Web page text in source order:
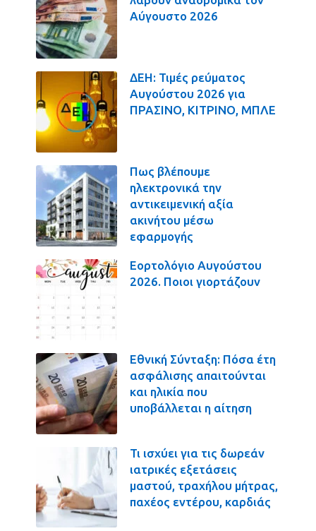
Αύγουστο 2026
ΔΕΗ: Τιμές ρεύματος
Αυγούστου 2026 για
ΠΡΑΣΙΝΟ, ΚΙΤΡΙΝΟ, ΜΠΛΕ
Πως βλέπουμε
ηλεκτρονικά την
αντικειμενική αξία
ακινήτου μέσω
εφαρμογής
Εορτολόγιο Αυγούστου
2026. Ποιοι γιορτάζουν
Εθνική Σύνταξη: Πόσα έτη
ασφάλισης απαιτούνται
και ηλικία που
υποβάλλεται η αίτηση
Τι ισχύει για τις δωρεάν
ιατρικές εξετάσεις
μαστού, τραχήλου μήτρας,
παχέος εντέρου, καρδιάς